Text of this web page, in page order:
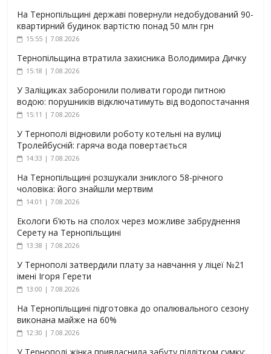
На Тернопільщині державі повернули недобудований 90-
квартирний будинок вартістю понад 50 млн грн
15:55 | 7.08.2026
Тернопільщина втратила захисника Володимира Дичку
15:18 | 7.08.2026
У Заліщиках заборонили поливати городи питною
водою: порушників відключатимуть від водопостачання
15:11 | 7.08.2026
У Тернополі відновили роботу котельні на вулиці
Тролейбусній: гаряча вода повертається
14:33 | 7.08.2026
На Тернопільщині розшукали зниклого 58-річного
чоловіка: його знайшли мертвим
14:01 | 7.08.2026
Екологи б’ють на сполох через можливе забруднення
Серету на Тернопільщині
13:38 | 7.08.2026
У Тернополі затвердили плату за навчання у ліцеї №21
імені Ігоря Герети
13:00 | 7.08.2026
На Тернопільщині підготовка до опалювального сезону
виконана майже на 60%
12:30 | 7.08.2026
У Тернополі жінка привласнила забуту підлітком сумку: